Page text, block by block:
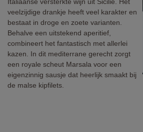
veelzijdige drankje heeft veel karakter en
bestaat in droge en zoete varianten.
Behalve een uitstekend aperitief,
combineert het fantastisch met allerlei
kazen. In dit mediterrane gerecht zorgt
een royale scheut Marsala voor een
eigenzinnig sausje dat heerlijk smaakt bij
de malse kipfilets.